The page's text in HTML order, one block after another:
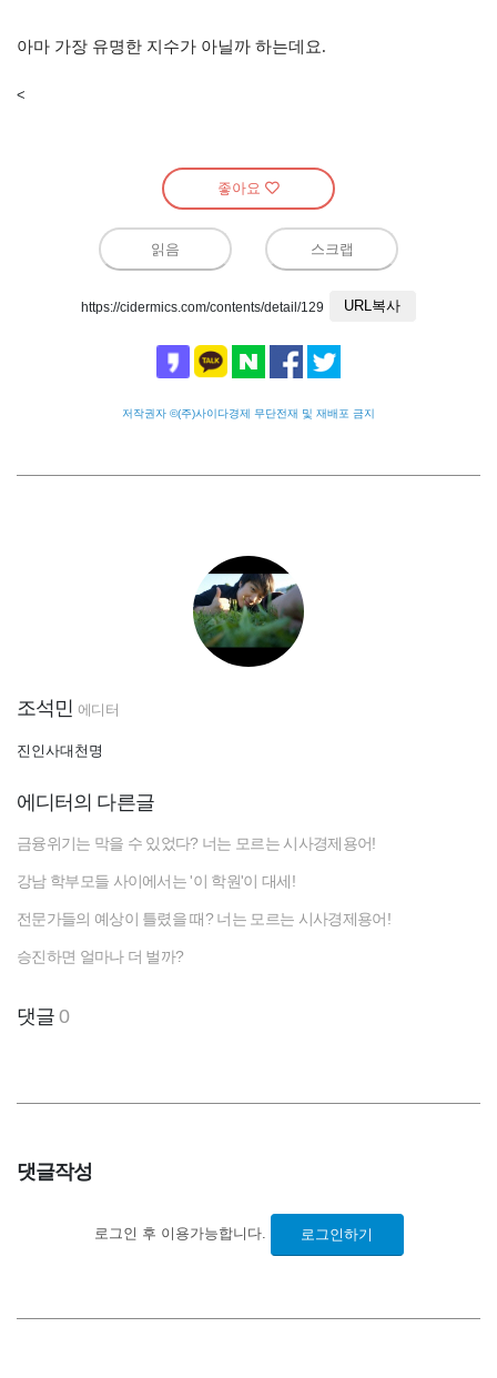
아마 가장 유명한 지수가 아닐까 하는데요.
<
좋아요
읽음 스크랩
https://cidermics.com/contents/detail/129 URL복사
저작권자 ©(주)사이다경제 무단전재 및 재배포 금지
조석민 에디터
진인사대천명
에디터의 다른글
금융위기는 막을 수 있었다? 너는 모르는 시사경제용어!
강남 학부모들 사이에서는 '이 학원'이 대세!
전문가들의 예상이 틀렸을 때? 너는 모르는 시사경제용어!
승진하면 얼마나 더 벌까?
댓글0
댓글작성
로그인 후 이용가능합니다. 로그인하기